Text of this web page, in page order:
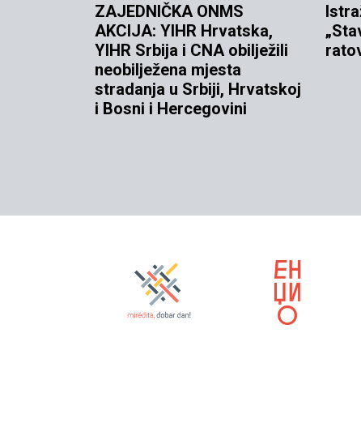
ZAJEDNIČKA ONMS
AKCIJA: YIHR Hrvatska,
YIHR Srbija i CNA obilježili
neobilježena mjesta
stradanja u Srbiji, Hrvatskoj
i Bosni i Hercegovini